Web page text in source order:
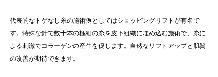
代表的なトゲなし糸の施術例としてはショッピングリフトが有名で
す。特殊な針で数十本の極細の糸を皮下組織に埋め込む施術で、糸に
よる刺激でコラーゲンの産生を促します。自然なリフトアップと肌質
の改善が期待できます。